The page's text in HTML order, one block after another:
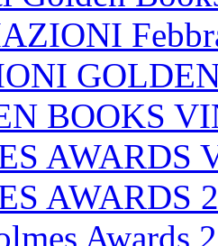
BOOKS
AWARDS
AWARDS
Awards